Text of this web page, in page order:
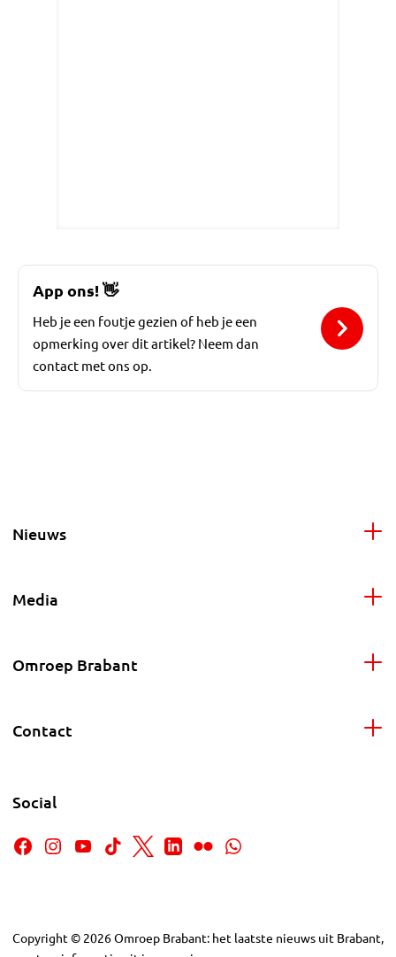
App ons!👋
Heb je een foutje gezien of heb je een
opmerking over dit artikel? Neem dan
contact met ons op.
Nieuws
Media
Omroep Brabant
Contact
Social
Copyright © 2026Omroep Brabant: het laatste nieuws uit Brabant,